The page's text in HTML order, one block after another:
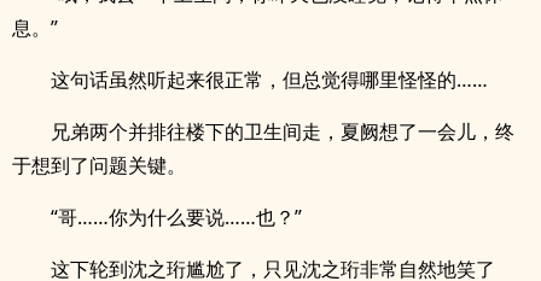
息。”
这句话虽然听起来很正常，但总觉得哪里怪怪的……
兄弟两个并排往楼下的卫生间走，夏阙想了一会儿，终
于想到了问题关键。
“哥……你为什么要说……也？”
这下轮到沈之珩尴尬了，只见沈之珩非常自然地笑了